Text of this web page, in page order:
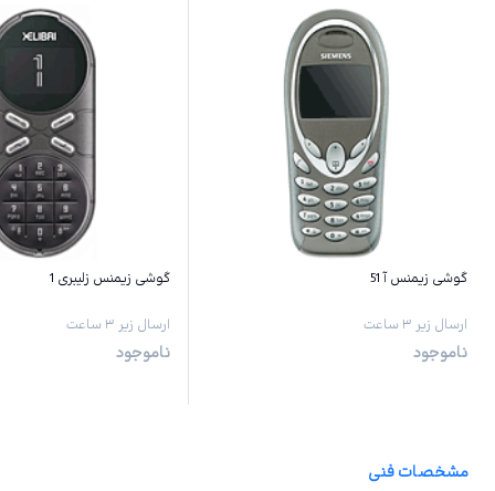
گوشی زیمنس آ 51
ارسال زیر ۳ ساعت
ناموجود
گوشی زیمنس زلیبری 1
ارسال زیر ۳ ساعت
ناموجود
مشخصات فنی